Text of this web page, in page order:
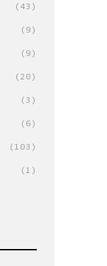
(43)
(9)
(9)
(20)
(3)
(6)
(103)
(1)